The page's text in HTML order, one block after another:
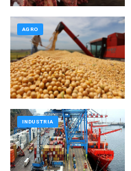
AGRO
INDUSTRIA